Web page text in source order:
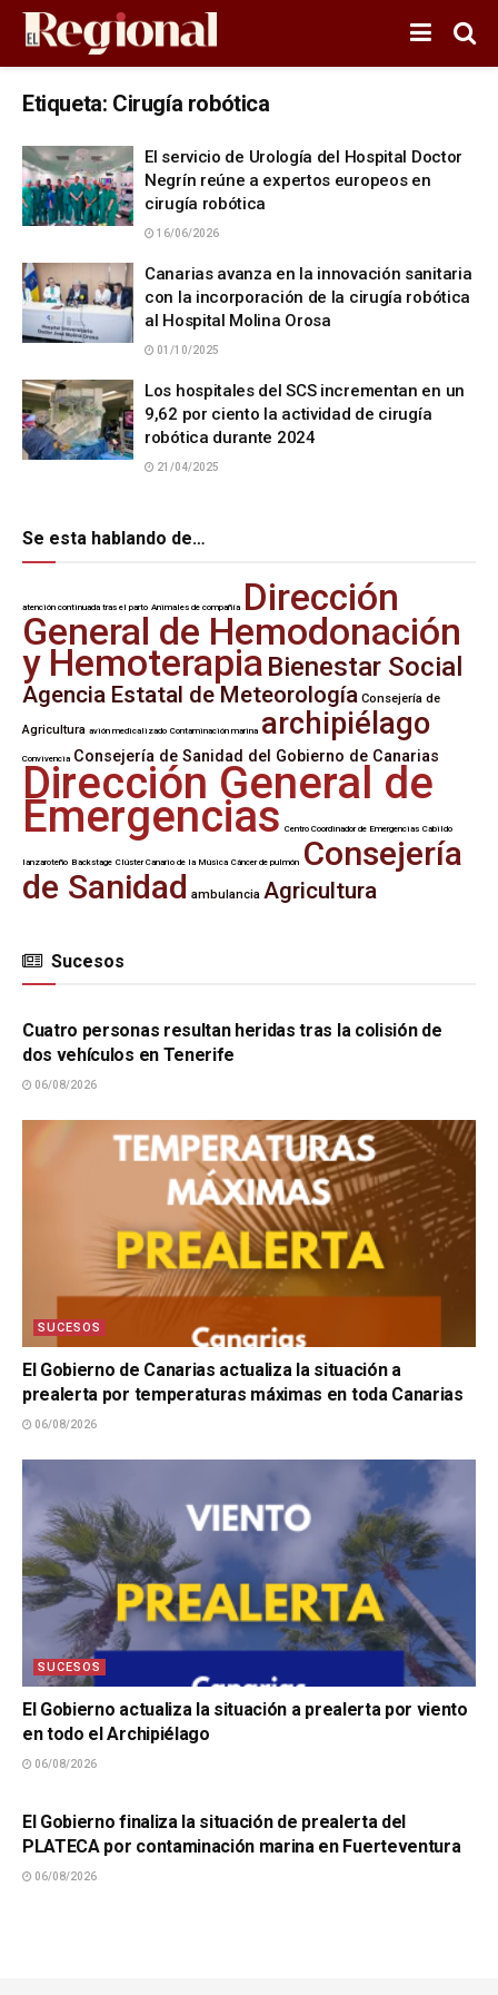
Etiqueta: Cirugía robótica
El servicio de Urología del Hospital Doctor
Negrín reúne a expertos europeos en
cirugía robótica
16/06/2026
Canarias avanza en la innovación sanitaria
con la incorporación de la cirugía robótica
al Hospital Molina Orosa
01/10/2025
Los hospitales del SCS incrementan en un
9,62 por ciento la actividad de cirugía
robótica durante 2024
21/04/2025
Se esta hablando de…
atención continuada tras el parto Animales de compañía Dirección
General de Hemodonación
y Hemoterapia Bienestar Social
Agencia Estatal de Meteorología Consejería de
Agricultura avión medicalizado Contaminación marina archipiélago
Convivencia Consejería de Sanidad del Gobierno de Canarias
Dirección General de
Emergencias Centro Coordinador de Emergencias Cabildo
lanzaroteño Backstage Clúster Canario de la Música Cáncer de pulmón Consejería
de Sanidad ambulancia Agricultura
Sucesos
SUCESOS
Cuatro personas resultan heridas tras la colisión de
dos vehículos en Tenerife
06/08/2026
SUCESOS
El Gobierno de Canarias actualiza la situación a
prealerta por temperaturas máximas en toda Canarias
06/08/2026
SUCESOS
El Gobierno actualiza la situación a prealerta por viento
en todo el Archipiélago
06/08/2026
El Gobierno finaliza la situación de prealerta del
PLATECA por contaminación marina en Fuerteventura
06/08/2026